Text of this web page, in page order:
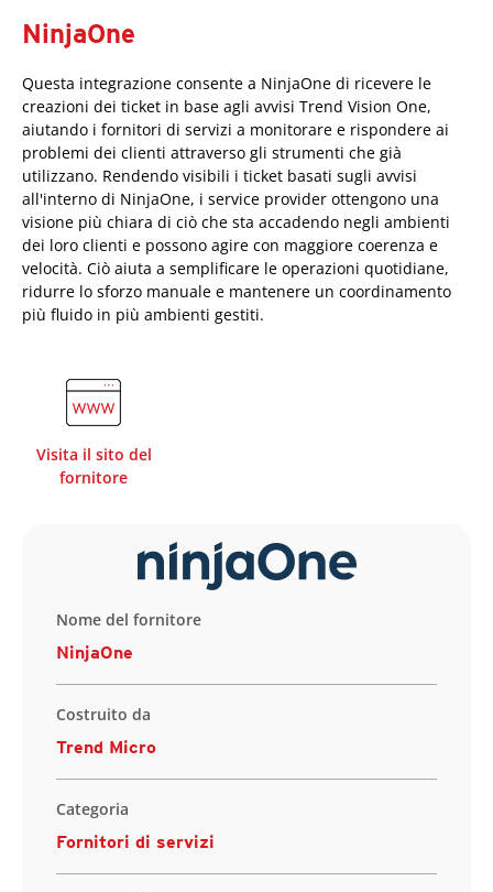
NinjaOne
Questa integrazione consente a NinjaOne di ricevere le
creazioni dei ticket in base agli avvisi Trend Vision One,
aiutando i fornitori di servizi a monitorare e rispondere ai
problemi dei clienti attraverso gli strumenti che già
utilizzano. Rendendo visibili i ticket basati sugli avvisi
all'interno di NinjaOne, i service provider ottengono una
visione più chiara di ciò che sta accadendo negli ambienti
dei loro clienti e possono agire con maggiore coerenza e
velocità. Ciò aiuta a semplificare le operazioni quotidiane,
ridurre lo sforzo manuale e mantenere un coordinamento
più fluido in più ambienti gestiti.
Visita il sito del
fornitore
Nome del fornitore
NinjaOne
Costruito da
Trend Micro
Categoria
Fornitori di servizi